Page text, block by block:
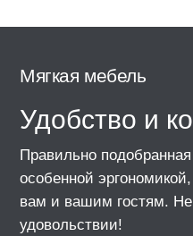
Мягкая мебель
Удобство и
Правильно
особенной
вам и вашим гостям. Не
удовольствии!